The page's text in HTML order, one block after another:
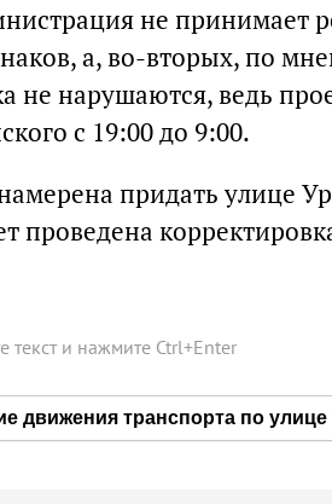
не принимает
а, во-вторых, по
не нарушаются, ведь
с 19:00 до 9:00.
придать улице
проведена
текст и нажмите Ctrl+Enter
движения транспорта по улице